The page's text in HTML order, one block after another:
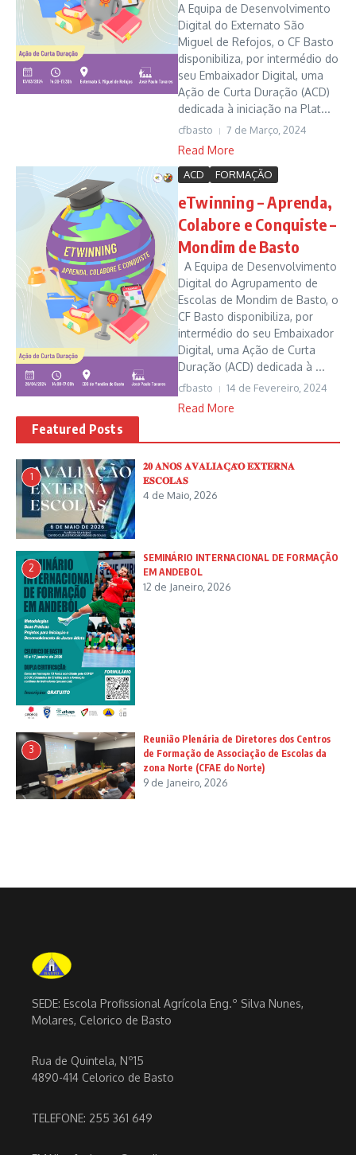
A Equipa de Desenvolvimento
Digital do Externato São
Miguel de Refojos, o CF Basto
disponibiliza, por intermédio do
seu Embaixador Digital, uma
Ação de Curta Duração (ACD)
dedicada à iniciação na Plat...
cfbasto 7 de Março, 2024
Read More
ACD FORMAÇÃO
eTwinning – Aprenda,
Colabore e Conquiste –
Mondim de Basto
A Equipa de Desenvolvimento
Digital do Agrupamento de
Escolas de Mondim de Basto, o
CF Basto disponibiliza, por
intermédio do seu Embaixador
Digital, uma Ação de Curta
Duração (ACD) dedicada à ...
cfbasto 14 de Fevereiro, 2024
Read More
Featured Posts
1
𝟐𝟎 𝐀𝐍𝐎𝐒 𝐀𝐕𝐀𝐋𝐈𝐀𝐂̧𝐀̃𝐎 𝐄𝐗𝐓𝐄𝐑𝐍𝐀
𝐄𝐒𝐂𝐎𝐋𝐀𝐒
4 de Maio, 2026
2
SEMINÁRIO INTERNACIONAL DE FORMAÇÃO
EM ANDEBOL
12 de Janeiro, 2026
3
Reunião Plenária de Diretores dos Centros
de Formação de Associação de Escolas da
zona Norte (CFAE do Norte)
9 de Janeiro, 2026
SEDE: Escola Profissional Agrícola Eng.º Silva Nunes,
Molares, Celorico de Basto
Rua de Quintela, Nº15
4890-414 Celorico de Basto
TELEFONE: 255 361 649